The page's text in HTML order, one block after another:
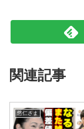
関連記事
悠仁さま